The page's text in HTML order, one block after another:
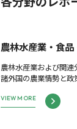
農林水産業・食品
農林水産業および関連
諸外国の農業情勢と政
VIEW MORE